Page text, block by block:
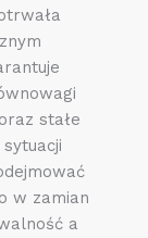
stałe
w zamian
a